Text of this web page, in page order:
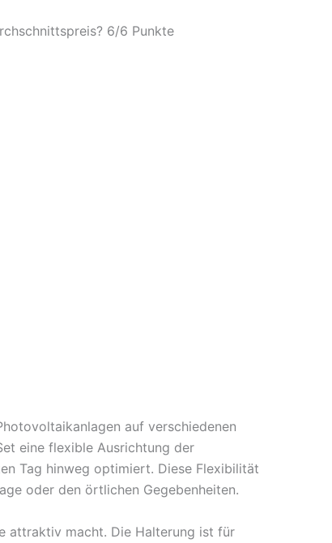
6/6 Punkte
auf verschiedenen
eine flexible Ausrichtung der
Tag hinweg optimiert. Diese Flexibilität
oder den örtlichen Gegebenheiten.
attraktiv macht. Die Halterung ist für